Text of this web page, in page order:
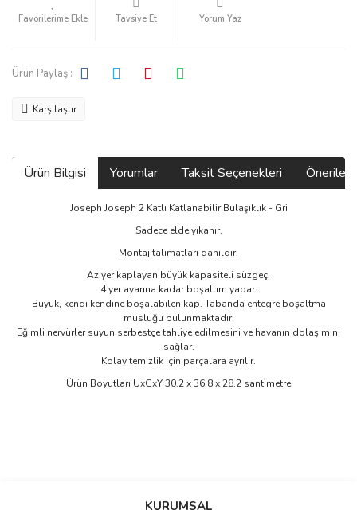
Tavsiye Et Yorum Yaz
Ürün Paylaş :
Karşılaştır
Ürün Bilgisi Yorumlar Taksit Seçenekleri
Joseph Joseph 2 Katlı Katlanabilir Bulaşıklık - Gri
Sadece elde yıkanır.
Montaj talimatları dahildir.
Az yer kaplayan büyük kapasiteli süzgeç.
4 yer ayarına kadar boşaltım yapar.
Büyük, kendi kendine boşalabilen kap. Tabanda entegre boşaltma
musluğu bulunmaktadır.
Eğimli nervürler suyun serbestçe tahliye edilmesini ve havanın dolaşımını
sağlar.
Kolay temizlik için parçalara ayrılır.
Ürün Boyutları UxGxY 30.2 x 36.8 x 28.2 santimetre
Bu ürüne ilk yorumu siz yapın!
KURUMSAL